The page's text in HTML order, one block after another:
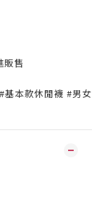
販售
本款休閒襪 #男女